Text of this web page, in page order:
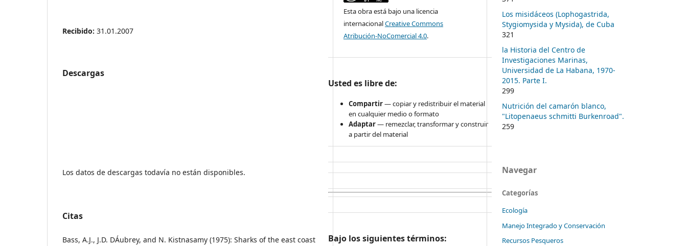
Recibido: 31.01.2007
Descargas
Los datos de descargas todavía no están disponibles.
Citas
Bass, A.J., J.D. DÁubrey, and N. Kistnasamy (1975): Sharks of the east coast
Esta obra está bajo una licencia
internacionalCreative Commons
Atribución-NoComercial 4.0.
Usted es libre de:
Compartir— copiar y redistribuir el material
en cualquier medio o formato
Adaptar— remezclar, transformar y construir
a partir del material
Bajo los siguientes términos:
Los misidáceos (Lophogastrida,
Stygiomysida y Mysida), de Cuba
321
la Historia del Centro de
Investigaciones Marinas,
Universidad de La Habana, 1970-
2015. Parte I.
299
Nutrición del camarón blanco,
"Litopenaeus schmitti Burkenroad".
259
Navegar
Categorías
Ecología
Manejo Integrado y Conservación
Recursos Pesqueros